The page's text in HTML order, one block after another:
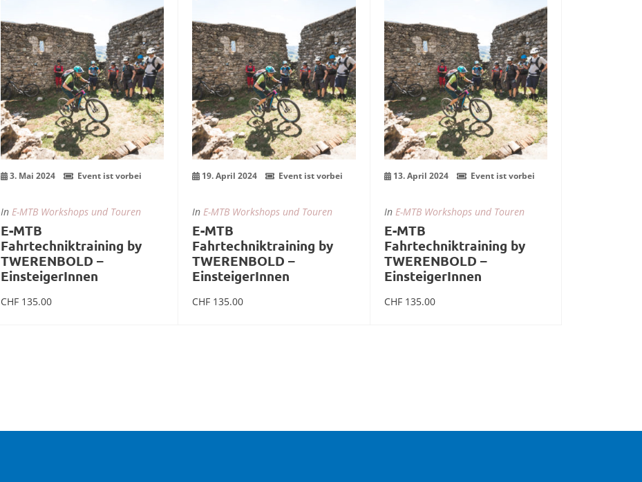
Mai
3. Mai 2024 Event ist vorbei
In E-MTB Workshops und Touren
E-MTB
Fahrtechniktraining by
TWERENBOLD –
EinsteigerInnen
CHF135.00
Apr.
19. April 2024 Event ist vorbei
In E-MTB Workshops und Touren
E-MTB
Fahrtechniktraining by
TWERENBOLD –
EinsteigerInnen
CHF 135.00
Apr.
13. April 2024 Event ist vorbei
In E-MTB Workshops und Touren
E-MTB
Fahrtechniktraining by
TWERENBOLD –
EinsteigerInnen
CHF135.00